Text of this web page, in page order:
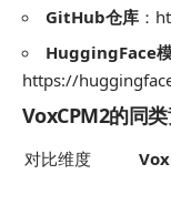
GitHub仓库 ：
HuggingFace
https://
VoxCPM2的同
对比维度